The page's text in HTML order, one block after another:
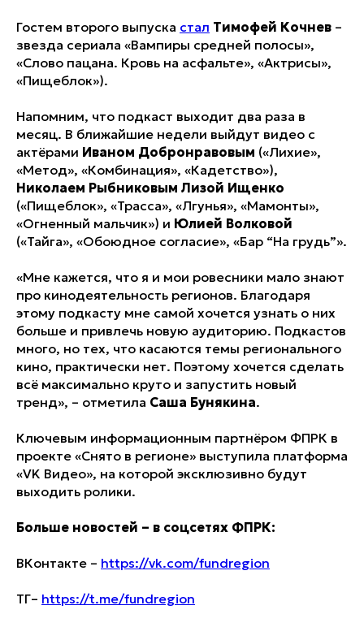
Гостем второго выпуска стал Тимофей Кочнев –
звезда сериала «Вампиры средней полосы»,
«Слово пацана. Кровь на асфальте», «Актрисы»,
«Пищеблок»).
Напомним, что подкаст выходит два раза в
месяц. В ближайшие недели выйдут видео с
актёрами Иваном Добронравовым («Лихие»,
«Метод», «Комбинация», «Кадетство»),
Николаем Рыбниковым Лизой Ищенко
(«Пищеблок», «Трасса», «Лгунья», «Мамонты»,
«Огненный мальчик») и Юлией Волковой
(«Тайга», «Обоюдное согласие», «Бар “На грудь”».
«Мне кажется, что я и мои ровесники мало знают
про кинодеятельность регионов. Благодаря
этому подкасту мне самой хочется узнать о них
больше и привлечь новую аудиторию. Подкастов
много, но тех, что касаются темы регионального
кино, практически нет. Поэтому хочется сделать
всё максимально круто и запустить новый
тренд», – отметила Саша Бунякина.
Ключевым информационным партнёром ФПРК в
проекте «Снято в регионе» выступила платформа
«VK Видео», на которой эксклюзивно будут
выходить ролики.
Больше новостей – в соцсетях ФПРК:
ВКонтакте – https://vk.com/fundregion
ТГ– https://t.me/fundregion